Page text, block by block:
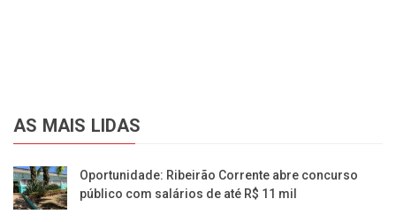
AS MAIS LIDAS
Oportunidade: Ribeirão Corrente abre concurso
público com salários de até R$ 11 mil